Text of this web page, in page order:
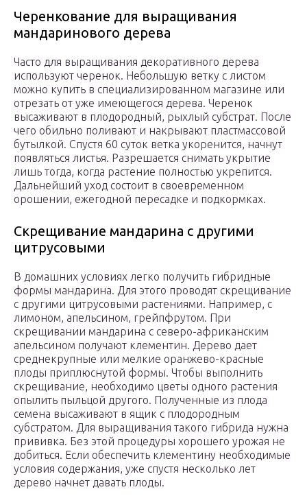
Черенкование для выращивания
мандаринового дерева
Часто для выращивания декоративного дерева
используют черенок. Небольшую ветку с листом
можно купить в специализированном магазине или
отрезать от уже имеющегося дерева. Черенок
высаживают в плодородный, рыхлый субстрат. После
чего обильно поливают и накрывают пластмассовой
бутылкой. Спустя 60 суток ветка укоренится, начнут
появляться листья. Разрешается снимать укрытие
лишь тогда, когда растение полностью укрепится.
Дальнейший уход состоит в своевременном
орошении, ежегодной пересадке и подкормках.
Скрещивание мандарина с другими
цитрусовыми
В домашних условиях легко получить гибридные
формы мандарина. Для этого проводят скрещивание
с другими цитрусовыми растениями. Например, с
лимоном, апельсином, грейпфрутом. При
скрещивании мандарина с северо-африканским
апельсином получают клементин. Дерево дает
среднекрупные или мелкие оранжево-красные
плоды приплюснутой формы. Чтобы выполнить
скрещивание, необходимо цветы одного растения
опылить пыльцой другого. Полученные из плода
семена высаживают в ящик с плодородным
субстратом. Для выращивания такого гибрида нужна
прививка. Без этой процедуры хорошего урожая не
добиться. Если обеспечить клементину необходимые
условия содержания, уже спустя несколько лет
дерево начнет давать плоды.